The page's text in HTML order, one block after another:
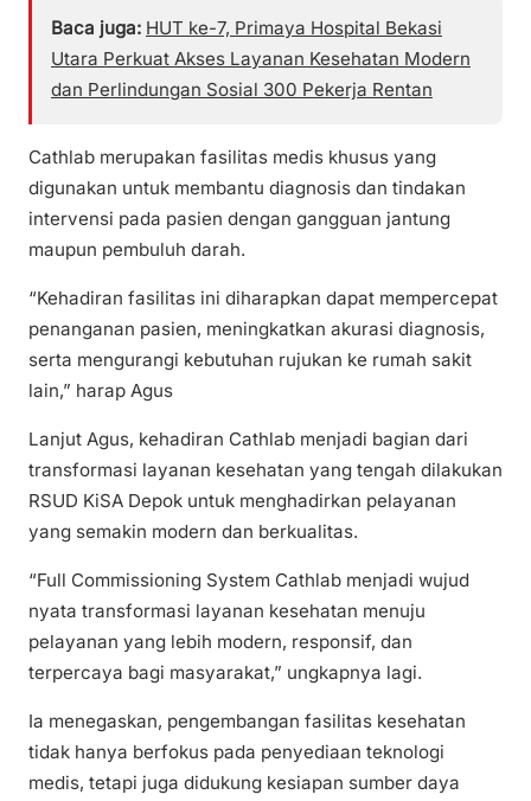
Baca juga: HUT ke-7, Primaya Hospital Bekasi
Utara Perkuat Akses Layanan Kesehatan Modern
dan Perlindungan Sosial 300 Pekerja Rentan
Cathlab merupakan fasilitas medis khusus yang
digunakan untuk membantu diagnosis dan tindakan
intervensi pada pasien dengan gangguan jantung
maupun pembuluh darah.
“Kehadiran fasilitas ini diharapkan dapat mempercepat
penanganan pasien, meningkatkan akurasi diagnosis,
serta mengurangi kebutuhan rujukan ke rumah sakit
lain,” harap Agus
Lanjut Agus, kehadiran Cathlab menjadi bagian dari
transformasi layanan kesehatan yang tengah dilakukan
RSUD KiSA Depok untuk menghadirkan pelayanan
yang semakin modern dan berkualitas.
“Full Commissioning System Cathlab menjadi wujud
nyata transformasi layanan kesehatan menuju
pelayanan yang lebih modern, responsif, dan
terpercaya bagi masyarakat,” ungkapnya lagi.
Ia menegaskan, pengembangan fasilitas kesehatan
tidak hanya berfokus pada penyediaan teknologi
medis, tetapi juga didukung kesiapan sumber daya